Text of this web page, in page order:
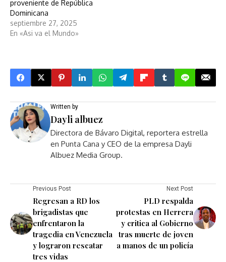
proveniente de República
Dominicana
septiembre 27, 2025
En «Asi va el Mundo»
Written by
Dayli albuez
Directora de Bávaro Digital, reportera estrella
en Punta Cana y CEO de la empresa Dayli
Albuez Media Group.
Previous Post
Regresan a RD los
brigadistas que
enfrentaron la
tragedia en Venezuela
y lograron rescatar
tres vidas
Next Post
PLD respalda
protestas en Herrera
y critica al Gobierno
tras muerte de joven
a manos de un policía